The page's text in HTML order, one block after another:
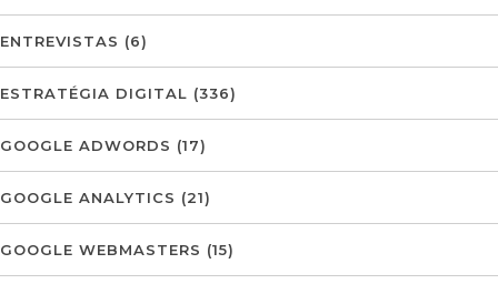
ENTREVISTAS (6)
ESTRATÉGIA DIGITAL (336)
GOOGLE ADWORDS (17)
GOOGLE ANALYTICS (21)
GOOGLE WEBMASTERS (15)